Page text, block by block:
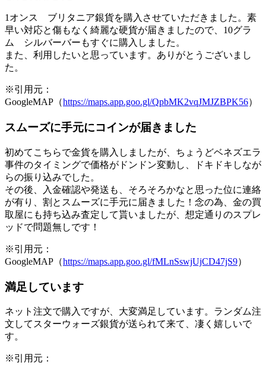
1オンス ブリタニア銀貨を購入させていただきました。素
早い対応と傷もなく綺麗な硬貨が届きましたので、10グラ
ム シルバーバーもすぐに購入しました。
また、利用したいと思っています。ありがとうございまし
た。
※引用元：
GoogleMAP（https://maps.app.goo.gl/QpbMK2vqJMJZBPK56）
スムーズに手元にコインが届きました
初めてこちらで金貨を購入しましたが、ちょうどベネズエラ
事件のタイミングで価格がドンドン変動し、ドキドキしなが
らの振り込みでした。
その後、入金確認や発送も、そろそろかなと思った位に連絡
が有り、割とスムーズに手元に届きました！念の為、金の買
取屋にも持ち込み査定して貰いましたが、想定通りのスプレ
ッドで問題無しです！
※引用元：
GoogleMAP（https://maps.app.goo.gl/fMLnSswjUjCD47jS9）
満足しています
ネット注文で購入ですが、大変満足しています。ランダム注
文してスターウォーズ銀貨が送られて来て、凄く嬉しいで
す。
※引用元：